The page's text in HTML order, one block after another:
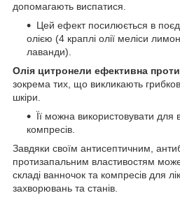
допомагають виспатися.
Цей ефект посилюється в
олією (4 краплі олії меліси
лаванди).
Олія цитронели ефективна
зокрема тих, що викликають
шкіри.
Її можна використовувати для
компресів.
Завдяки своїм антисептичним,
протизапальним властивостям
складі ванночок та компресів для
захворювань та станів.